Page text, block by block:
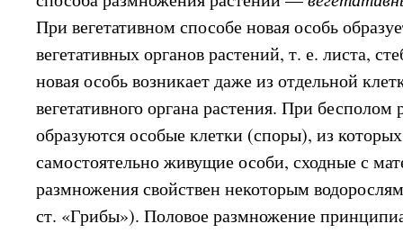
При вегетативном способе новая особь
вегетативных органов растений, т. е. листа,
новая особь возникает даже из отдельной
вегетативного органа растения. При
образуются особые клетки (споры), из
самостоятельно живущие особи, сходные с
размножения свойствен некоторым
ст. «Грибы»). Половое размножение